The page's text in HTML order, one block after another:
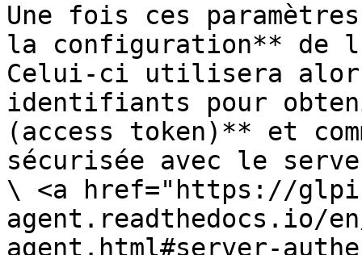
Une fois ces
la configuration** de
Celui-ci utilisera alors
identifiants pour
(access token)** et
sécurisée avec le
\ <a href="https://
agent.readthedocs.io/
agent.html#server-